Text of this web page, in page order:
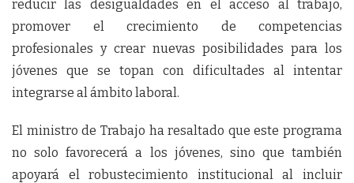
reducir las desigualdades en el acceso al trabajo,
promover el crecimiento de competencias
profesionales y crear nuevas posibilidades para los
jóvenes que se topan con dificultades al intentar
integrarse al ámbito laboral.
El ministro de Trabajo ha resaltado que este programa
no solo favorecerá a los jóvenes, sino que también
apoyará el robustecimiento institucional al incluir